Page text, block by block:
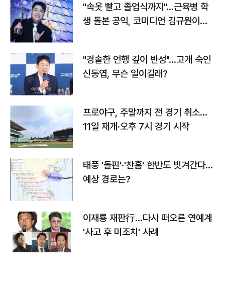
"속옷 빨고 졸업식까지"…근육병 학
생 돌본 공익, 코미디언 김규원이었
"경솔한 언행 깊이 반성"…고개 숙인
신동엽, 무슨 일이길래?
프로야구, 주말까지 전 경기 취소…
11일 재개·오후 7시 경기 시작
태풍 '돌핀'·'찬홈' 한반도 빗겨간다…
예상 경로는?
이재룡 재판行…다시 떠오른 연예계
'사고 후 미조치' 사례